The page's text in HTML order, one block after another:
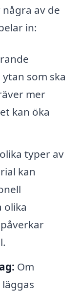
av de
in:
som ska
mer
kan öka
typer av
kan
olika
Om